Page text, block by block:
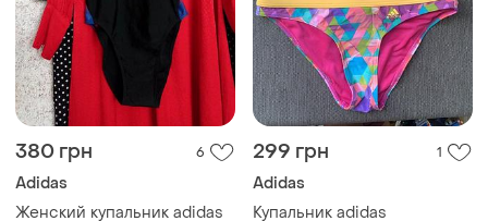
380 грн 6
Adidas
Женский купальник adidas
299 грн 1
Adidas
Купальник adidas